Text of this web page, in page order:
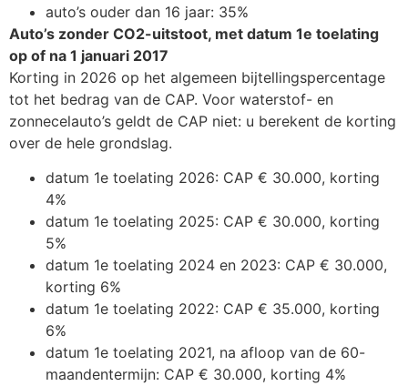
auto’s ouder dan 16 jaar: 35%
Auto’s zonder CO2-uitstoot, met datum 1e toelating
op of na 1 januari 2017
Korting in 2026 op het algemeen bijtellingspercentage
tot het bedrag van de CAP. Voor waterstof- en
zonnecelauto’s geldt de CAP niet: u berekent de korting
over de hele grondslag.
datum 1e toelating 2026: CAP € 30.000, korting
4%
datum 1e toelating 2025: CAP € 30.000, korting
5%
datum 1e toelating 2024 en 2023: CAP € 30.000,
korting 6%
datum 1e toelating 2022: CAP € 35.000, korting
6%
datum 1e toelating 2021, na afloop van de 60-
maandentermijn: CAP € 30.000, korting 4%